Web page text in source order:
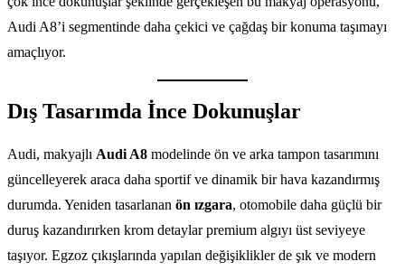
Audi A8’i segmentinde daha çekici ve çağdaş bir konuma taşımayı
amaçlıyor.
Dış Tasarımda İnce Dokunuşlar
Audi, makyajlı Audi A8 modelinde ön ve arka tampon tasarımını
güncelleyerek araca daha sportif ve dinamik bir hava kazandırmış
durumda. Yeniden tasarlanan ön ızgara, otomobile daha güçlü bir
duruş kazandırırken krom detaylar premium algıyı üst seviyeye
taşıyor. Egzoz çıkışlarında yapılan değişiklikler de şık ve modern